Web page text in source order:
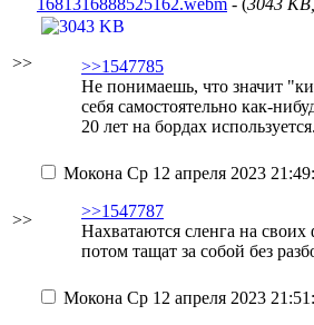
>>
1681316888525162.webm - (3043
>>1547785
Не понимаешь, что значит
себя самостоятельно как-
20 лет на бордах используется.
>>
Мокона Ср 12 апреля 2023
>>1547787
Нахватаются сленга на своих
потом тащат за собой без
Мокона Ср 12 апреля 2023